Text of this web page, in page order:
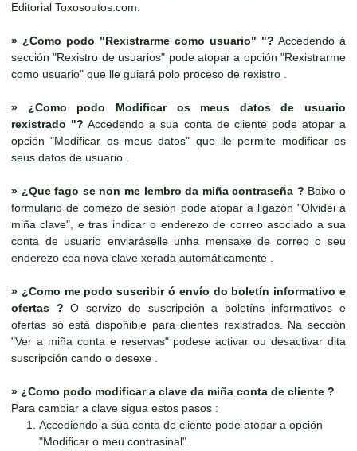
Editorial Toxosoutos.com.
» ¿Como podo "Rexistrarme como usuario" "? Accedendo á
sección "Rexistro de usuarios" pode atopar a opción "Rexistrarme
como usuario" que lle guiará polo proceso de rexistro .
» ¿Como podo Modificar os meus datos de usuario
rexistrado "? Accedendo a sua conta de cliente pode atopar a
opción "Modificar os meus datos" que lle permite modificar os
seus datos de usuario .
» ¿Que fago se non me lembro da miña contraseña ? Baixo o
formulario de comezo de sesión pode atopar a ligazón "Olvidei a
miña clave", e tras indicar o enderezo de correo asociado a sua
conta de usuario enviaráselle unha mensaxe de correo o seu
enderezo coa nova clave xerada automáticamente .
» ¿Como me podo suscribir ó envío do boletín informativo e
ofertas ? O servizo de suscripción a boletíns informativos e
ofertas só está dispoñible para clientes rexistrados. Na sección
"Ver a miña conta e reservas" podese activar ou desactivar dita
suscripción cando o desexe .
» ¿Como podo modificar a clave da miña conta de cliente ?
Para cambiar a clave sigua estos pasos :
Accediendo a súa conta de cliente pode atopar a opción
"Modificar o meu contrasinal".